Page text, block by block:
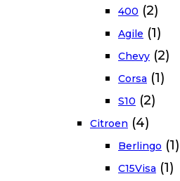
400 (2)
Agile (1)
Chevy (2)
Corsa (1)
S10 (2)
Citroen (4)
Berlingo (1)
C15Visa (1)